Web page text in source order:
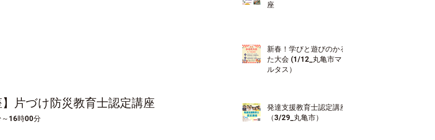
】片づけ防災教育士認定講座
～16時00分
座
新春！学びと遊びのかる
た大会 (1/12_丸亀市マ
ルタス）
発達支援教育士認定講座
（3/29_丸亀市）